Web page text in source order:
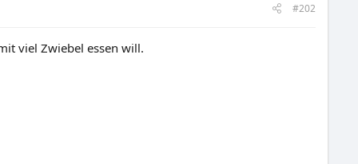
#202
viel Zwiebel essen will.